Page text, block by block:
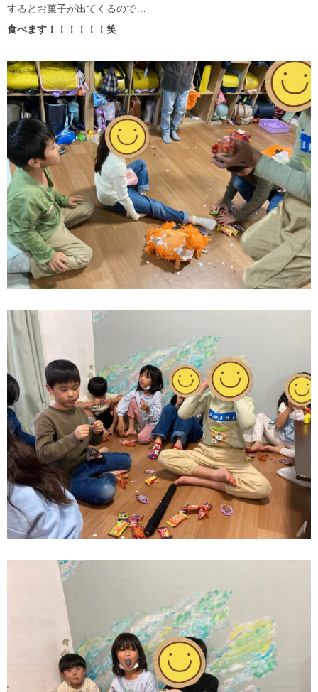
するとお菓子が出てくるので…
食べます！！！！！！笑